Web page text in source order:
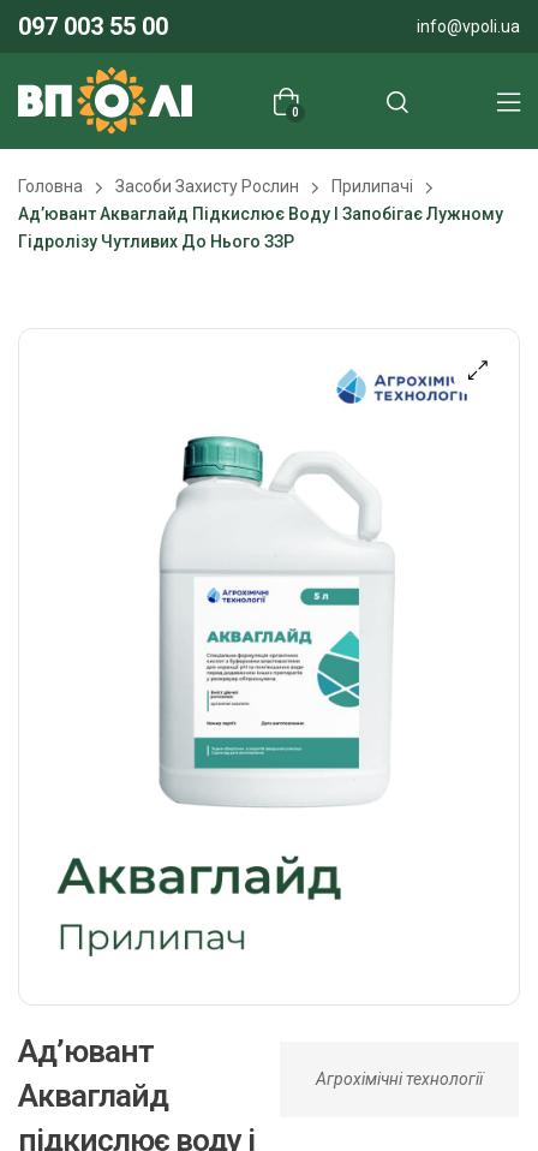
097 003 55 00 info@vpoli.ua
0
Головна Засоби Захисту Рослин
Прилипачі
Ад’ювант Акваглайд Підкислює Воду І Запобігає Лужному
Гідролізу Чутливих До Нього ЗЗР
Агрохімічні технології
Ад’ювант
Акваглайд
підкислює воду і